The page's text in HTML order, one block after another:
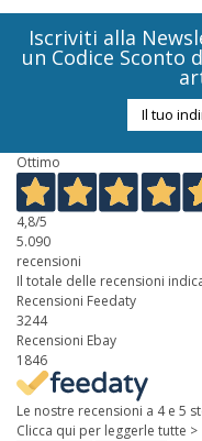
Iscriviti alla
un Codice Sconto
Ottimo
4,8/5
5.090
recensioni
Il totale delle recensioni
Recensioni Feedaty
3244
Recensioni Ebay
1846
Le nostre recensioni a 4 e 5
Clicca qui per leggerle tutte >